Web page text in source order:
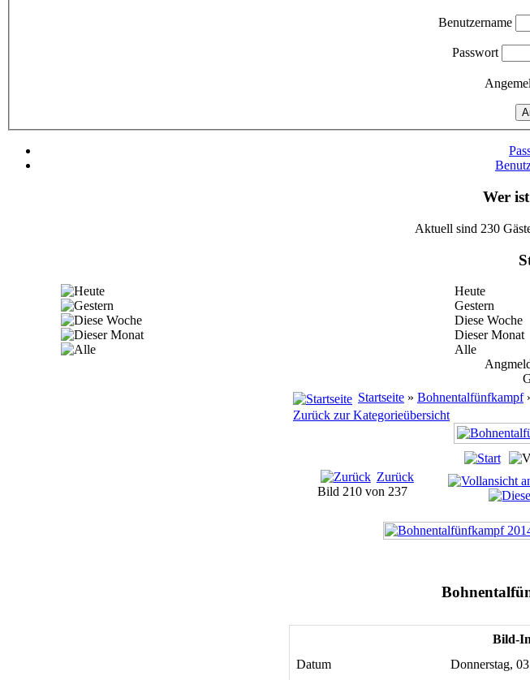
Benutzername
Passwort
Wer
Aktuell sind 230
Heute
Gestern
Diese Woche
Dieser Monat
Alle
Startseite » Bohnentalfünfkampf
Zurück zur Kategorieübersicht
Zurück
Bild 210 von 237
Bild-
Datum
Donnerstag,